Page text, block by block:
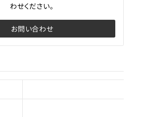
わせください。
お問い合わせ